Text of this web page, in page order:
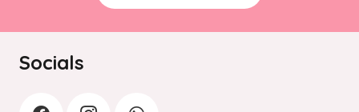
Socials